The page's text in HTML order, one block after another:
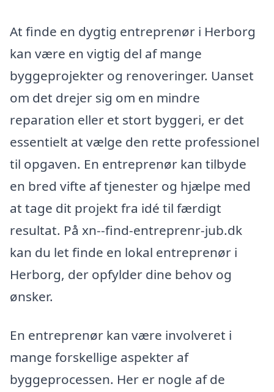
At finde en dygtig entreprenør i Herborg
kan være en vigtig del af mange
byggeprojekter og renoveringer. Uanset
om det drejer sig om en mindre
reparation eller et stort byggeri, er det
essentielt at vælge den rette professionel
til opgaven. En entreprenør kan tilbyde
en bred vifte af tjenester og hjælpe med
at tage dit projekt fra idé til færdigt
resultat. På xn--find-entreprenr-jub.dk
kan du let finde en lokal entreprenør i
Herborg, der opfylder dine behov og
ønsker.
En entreprenør kan være involveret i
mange forskellige aspekter af
byggeprocessen. Her er nogle af de